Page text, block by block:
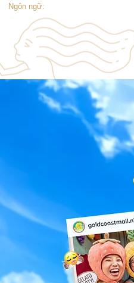
Ngôn ngữ: